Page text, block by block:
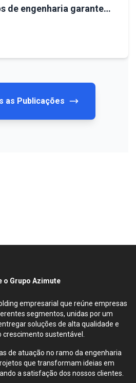
de engenharia garantem
mais eficientes
as Publicações
o Grupo Azimute
empresarial que reúne empresas
segmentos, unidas por um
soluções de alta qualidade e
crescimento sustentável.
de atuação no ramo da engenharia
que transformam ideias em
a satisfação dos nossos clientes.